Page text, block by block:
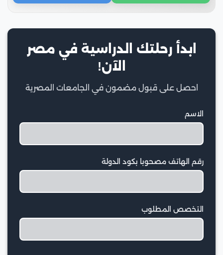
ابدأ رحلتك الدراسية في مصر
الآن!
احصل على قبول مضمون في الجامعات المصرية
الاسم
رقم الهاتف مصحوبا بكود الدولة
التخصص المطلوب